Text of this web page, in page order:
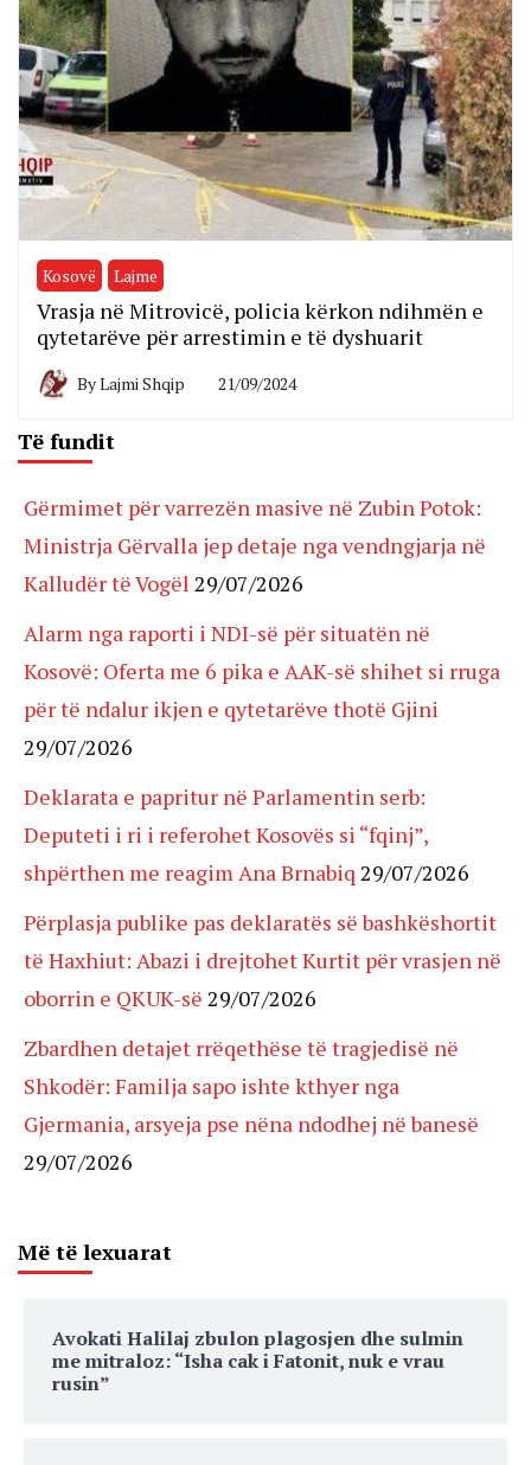
Kosovë Lajme
Vrasja në Mitrovicë, policia kërkon ndihmën e
qytetarëve për arrestimin e të dyshuarit
ByLajmi Shqip 21/09/2024
Të fundit
Gërmimet për varrezën masive në Zubin Potok:
Ministrja Gërvalla jep detaje nga vendngjarja në
Kalludër të Vogël 29/07/2026
Alarm nga raporti i NDI-së për situatën në
Kosovë: Oferta me 6 pika e AAK-së shihet si rruga
për të ndalur ikjen e qytetarëve thotë Gjini
29/07/2026
Deklarata e papritur në Parlamentin serb:
Deputeti i ri i referohet Kosovës si “fqinj”,
shpërthen me reagim Ana Brnabiq 29/07/2026
Përplasja publike pas deklaratës së bashkëshortit
të Haxhiut: Abazi i drejtohet Kurtit për vrasjen në
oborrin e QKUK-së 29/07/2026
Zbardhen detajet rrëqethëse të tragjedisë në
Shkodër: Familja sapo ishte kthyer nga
Gjermania, arsyeja pse nëna ndodhej në banesë
29/07/2026
Më të lexuarat
Avokati Halilaj zbulon plagosjen dhe sulmin
me mitraloz: “Isha cak i Fatonit, nuk e vrau
rusin”